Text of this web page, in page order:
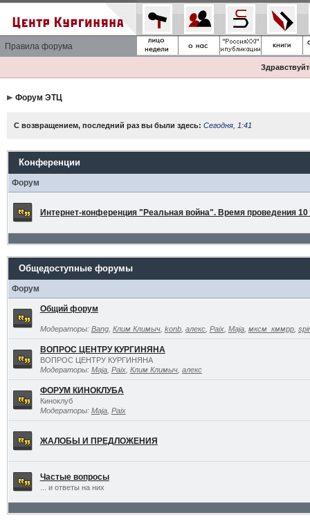
Правила форума
Форум ЭТЦ
С возвращением, последний раз вы были здесь: Сегодня, 1:41
Конференции
Форум
Интернет-конференция "Реальная война". Время проведения 10
Общедоступные форумы
Форум
Общий форум
Модераторы: Bang, Клим Климыч, konb, алекс, Paix, Maja, мксм_кммрр,
ВОПРОС ЦЕНТРУ КУРГИНЯНА
ВОПРОС ЦЕНТРУ КУРГИНЯНА
Модераторы: Maja, Paix, Клим Климыч, алекс
ФОРУМ КИНОКЛУБА
Киноклуб
Модераторы: Maja, Paix
ЖАЛОБЫ И ПРЕДЛОЖЕНИЯ
Частые вопросы
... и ответы на них